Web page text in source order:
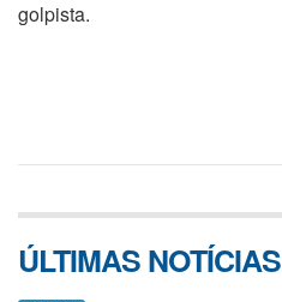
golpista.
ÚLTIMAS NOTÍCIAS